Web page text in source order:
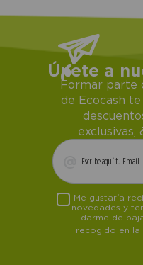
Únete a
Formar parte
de Ecocash
exclusivas,
Me gustaría
novedades y
darme de
recogido en la